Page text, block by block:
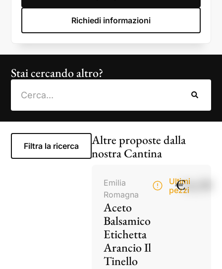
Richiedi informazioni
Stai cercando altro?
Filtra la ricerca
Altre proposte dalla
nostra Cantina
Emilia
Romagna
Aceto
Balsamico
Etichetta
Arancio Il
Tinello
Ultimi
pezzi
€14,50